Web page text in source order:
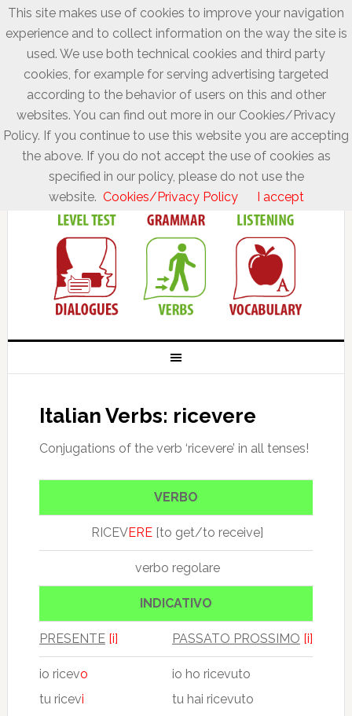
Italian Verbs: ricevere
Conjugations of the verb ‘ricevere’ in all tenses!
VERBO
RICEVERE [to get/to receive]
verbo regolare
INDICATIVO
PRESENTE [i] PASSATO PROSSIMO [i]
io ricevo
tu ricevi
io ho ricevuto
tu hai ricevuto
This site makes use of cookies to improve your navigation
experience and to collect information on the way the site is
used. We use both technical cookies and third party
cookies, for example for serving advertising targeted
according to the behavior of users on this and other
websites. You can find out more in our Cookies/Privacy
Policy. If you continue to use this website you are accepting
the above. If you do not accept the use of cookies as
specified in our policy, please do not use the
website. Cookies/Privacy Policy I accept